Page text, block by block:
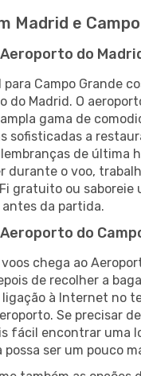
Madrid e
do
para Campo Grande
do Madrid. O
gama de
sofisticadas a
de última
durante o voo,
gratuito ou saboreie
da partida.
do
chega ao
de recolher a
à Internet no
Se precisar
fácil encontrar uma
possa ser um pouco